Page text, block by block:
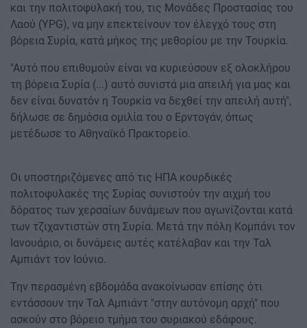
και την πολιτοφυλακή του, τις Μονάδες Προστασίας του
Λαού (YPG), να μην επεκτείνουν τον έλεγχό τους στη
βόρεια Συρία, κατά μήκος της μεθορίου με την Τουρκία.
"Αυτό που επιθυμούν είναι να κυριεύσουν εξ ολοκλήρου
τη βόρεια Συρία (...) αυτό συνιστά μια απειλή για μας και
δεν είναι δυνατόν η Τουρκία να δεχθεί την απειλή αυτή",
δήλωσε σε δημόσια ομιλία του ο Ερντογάν, όπως
μετέδωσε το Αθηναϊκό Πρακτορείο.
Οι υποστηριζόμενες από τις ΗΠΑ κουρδικές
πολιτοφυλακές της Συρίας συνιστούν την αιχμή του
δόρατος των χερσαίων δυνάμεων που αγωνίζονται κατά
των τζιχαντιστών στη Συρία. Μετά την πόλη Κομπάνι τον
Ιανουάριο, οι δυνάμεις αυτές κατέλαβαν και την Ταλ
Αμπιάντ τον Ιούνιο.
Την περασμένη εβδομάδα ανακοίνωσαν επίσης ότι
εντάσσουν την Ταλ Αμπιάντ "στην αυτόνομη αρχή" που
ασκούν στο βόρειο τμήμα του συριακού εδάφους.